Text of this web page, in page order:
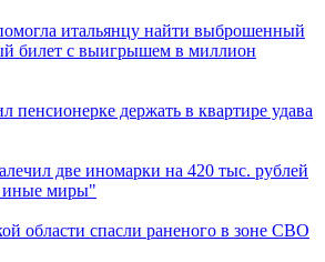
итальянцу найти выброшенный
билет с выигрышем в миллион
пенсионерке держать в квартире удава
две иномарки на 420 тыс. рублей
иные миры"
области спасли раненого в зоне СВО